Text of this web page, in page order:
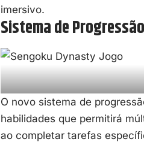
imersivo.
Sistema de
O novo sistema de
habilidades que permitirá
ao completar tarefas